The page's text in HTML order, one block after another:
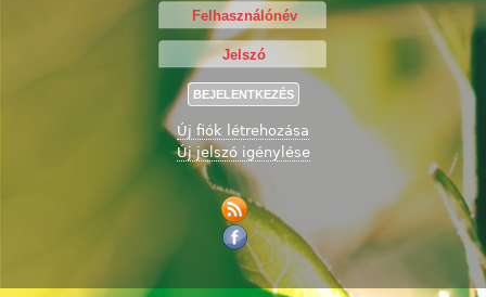
Új fiók létrehozása
Új jelszó igénylése